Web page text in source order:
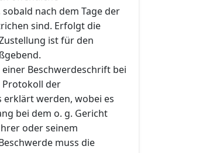
nach dem Tage der
sind. Erfolgt die
ist für den
Beschwerdeschrift bei
Protokoll der
erklärt werden, wobei es
bei dem o. g. Gericht
oder seinem
muss die